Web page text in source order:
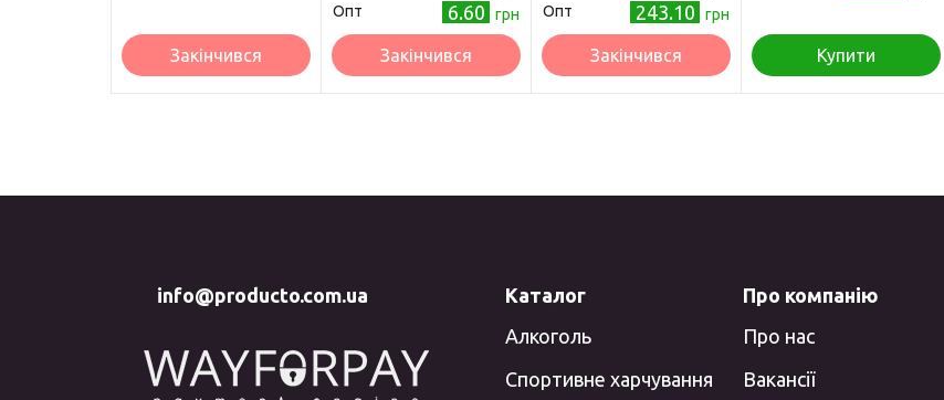
Закінчився
Опт
6.60 грн
Закінчився
Опт
243.10 грн
Закінчився Купити
info@producto.com.ua
Каталог
Алкоголь
Спортивне харчування
Про компанію
Про нас
Вакансії